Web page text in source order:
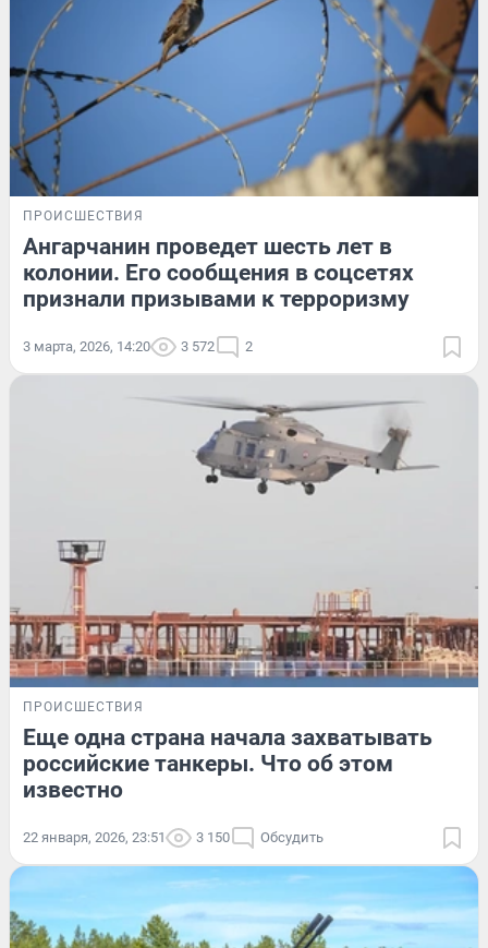
ПРОИСШЕСТВИЯ
Ангарчанин проведет шесть лет в
колонии. Его сообщения в соцсетях
признали призывами к терроризму
3 марта, 2026, 14:20 3 572 2
ПРОИСШЕСТВИЯ
Еще одна страна начала захватывать
российские танкеры. Что об этом
известно
22 января, 2026, 23:51 3 150 Обсудить